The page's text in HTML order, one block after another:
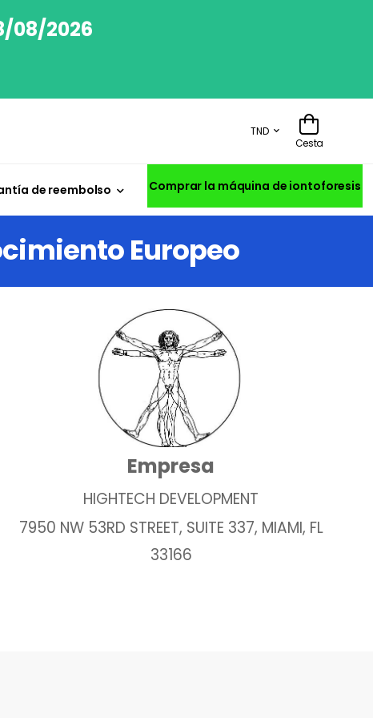
08/2026
TND
Cesta
de reembolso Comprar la máquina de iontoforesis
Europeo
Empresa
HIGHTECH DEVELOPMENT
7950 NW 53RD STREET, SUITE 337, MIAMI, FL
33166